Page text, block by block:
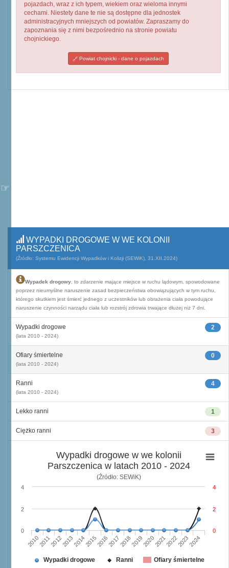
pojazdach, wraz z ich typem, wiekiem oraz wieloma innymi
cechami. Niestety dane te nie są dostępne dla jednostek
administracyjnych mniejszych od powiatów. Zapraszamy do
zapoznania się z nimi bezpośrednio na stronie powiatu
chojnickiego.
Powiat chojnicki - dane o pojazdach
WYPADKI DROGOWE W WE KOLONII
PARSZCZENICA
(Źródło: Systemu Ewidencji Wypadków i Kolizji (SEWiK), 31.XII.2024)
Wypadek drogowy , to zdarzenie mające miejsce w ruchu lądowym, spowodowane
poprzez nieumyślne naruszenie zasad bezpieczeństwa obowiązujących w tym ruchu,
którego skutkiem jest śmierć jednego z uczestników lub obrażenia ciała powodujące
naruszenie czynności narządu ciała lub rozstrój zdrowia trwające dłużej niż 7 dni.
2
Wypadki drogowe
(lata 2010 - 2024)
0
Ofiary śmiertelne
(lata 2010 - 2024)
4
Ranni
(lata 2010 - 2024)
1
Lekko ranni
3
Ciężko ranni
Wypadki drogowe w we kolonii
Parszczenica w latach 2010 - 2024
(Źródło: SEWiK)
201020112012201320142015201620172018201920202021202220232024
0
2
4
0
2
4
Wypadki drogowe Ranni Ofiary śmiertelne